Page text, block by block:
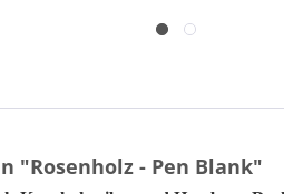
"Rosenholz - Pen Blank"